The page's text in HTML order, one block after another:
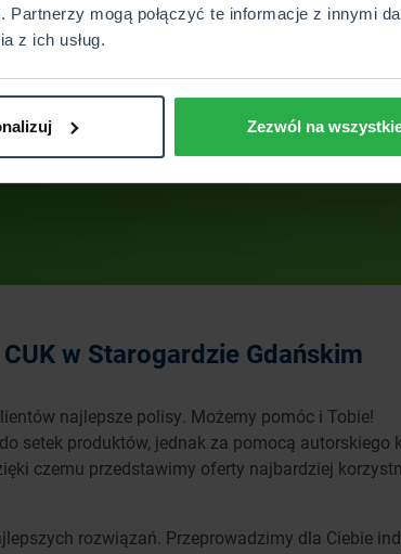
mogą połączyć te informacje z innymi
z ich usług.
Zezwól na
w Starogardzie Gdańskim
najlepsze polisy. Możemy pomóc i Tobie!
setek produktów, jednak za pomocą autorskiego
czemu przedstawimy oferty najbardziej
rozwiązań. Przeprowadzimy dla Ciebie